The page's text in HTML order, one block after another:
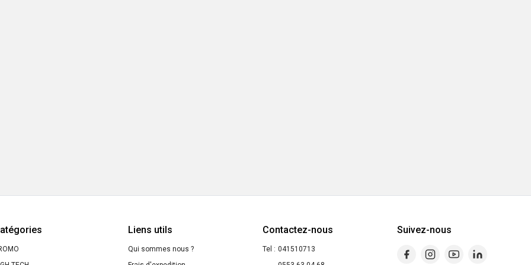
Liens utils
Qui sommes nous ?
Contactez-nous
Tel : 041510713
Suivez-nous